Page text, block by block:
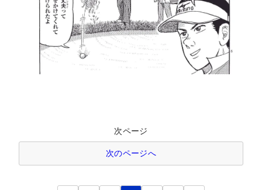
次ページ
次のページへ